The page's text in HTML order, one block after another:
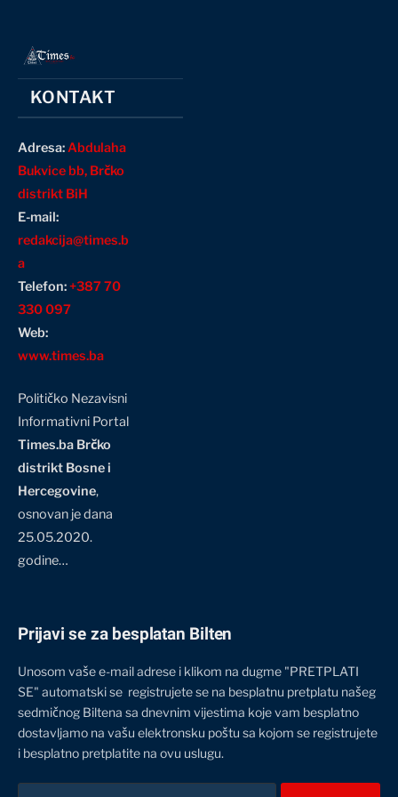
KONTAKT
Adresa:Abdulaha
Bukvice bb, Brčko
distrikt BiH
E-mail:
redakcija@times.b
a
Telefon:+387 70
330 097
Web:
www.times.ba
Političko Nezavisni
Informativni Portal
Times.ba Brčko
distrikt Bosne i
Hercegovine,
osnovan je dana
25.05.2020.
godine…
Prijavi se za besplatan Bilten
Unosom vaše e-mail adrese i klikom na dugme "PRETPLATI
SE" automatski se registrujete se na besplatnu pretplatu našeg
sedmičnog Biltena sa dnevnim vijestima koje vam besplatno
dostavljamo na vašu elektronsku poštu sa kojom se registrujete
i besplatno pretplatite na ovu uslugu.